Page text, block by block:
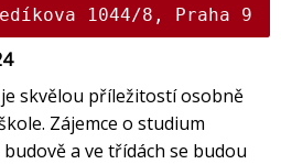
1044/8, Praha 9
skvělou příležitostí osobně
Zájemce o studium
a ve třídách se budou